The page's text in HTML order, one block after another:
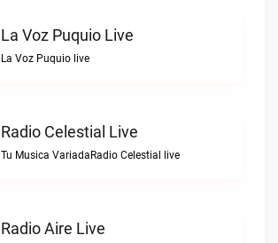
La Voz Puquio Live
La Voz Puquio live
Radio Celestial Live
Tu Musica VariadaRadio Celestial live
Radio Aire Live